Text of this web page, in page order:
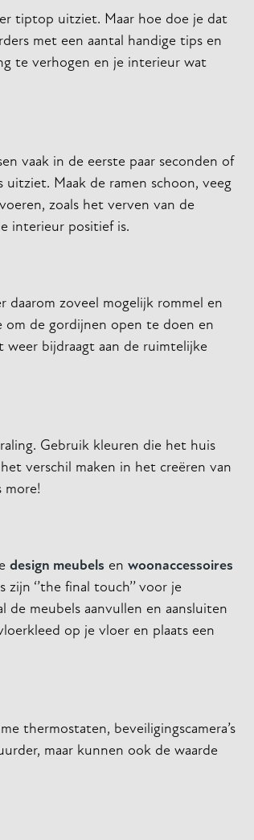
tiptop uitziet. Maar hoe doe je dat
met een aantal handige tips en
te verhogen en je interieur wat
vaak in de eerste paar seconden of
Maak de ramen schoon, veeg
zoals het verven van de
interieur positief is.
zoveel mogelijk rommel en
om de gordijnen open te doen en
bijdraagt aan de ruimtelijke
Gebruik kleuren die het huis
verschil maken in het creëren van
more!
design meubels en woonaccessoires
‘’the final touch’’ voor je
meubels aanvullen en aansluiten
op je vloer en plaats een
thermostaten, beveiligingscamera’s
maar kunnen ook de waarde